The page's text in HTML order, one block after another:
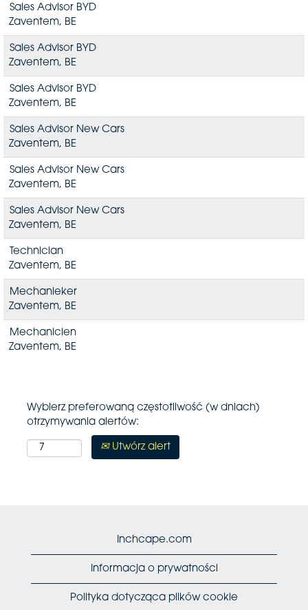
Sales Advisor BYD
Zaventem, BE
Sales Advisor BYD
Zaventem, BE
Sales Advisor BYD
Zaventem, BE
Sales Advisor New Cars
Zaventem, BE
Sales Advisor New Cars
Zaventem, BE
Sales Advisor New Cars
Zaventem, BE
Technician
Zaventem, BE
Mechanieker
Zaventem, BE
Mechanicien
Zaventem, BE
Wybierz preferowaną częstotliwość (w dniach)
otrzymywania alertów:
Utwórz alert
Inchcape.com
Informacja o prywatności
Polityka dotycząca plików cookie